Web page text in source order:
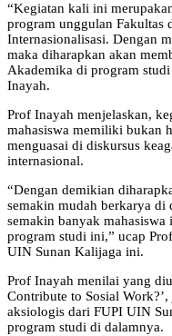
“Kegiatan kali ini
program unggulan Fakultas
Internasionalisasi. Dengan
maka diharapkan akan
Akademika di program
Inayah.
Prof Inayah menjelaskan,
mahasiswa memiliki bukan
menguasai di diskursus
internasional.
“Dengan demikian
semakin mudah berkarya
semakin banyak
program studi ini,” ucap
UIN Sunan Kalijaga ini.
Prof Inayah menilai yang
Contribute to Sosial
aksiologis dari FUPI UIN
program studi di dalamnya.